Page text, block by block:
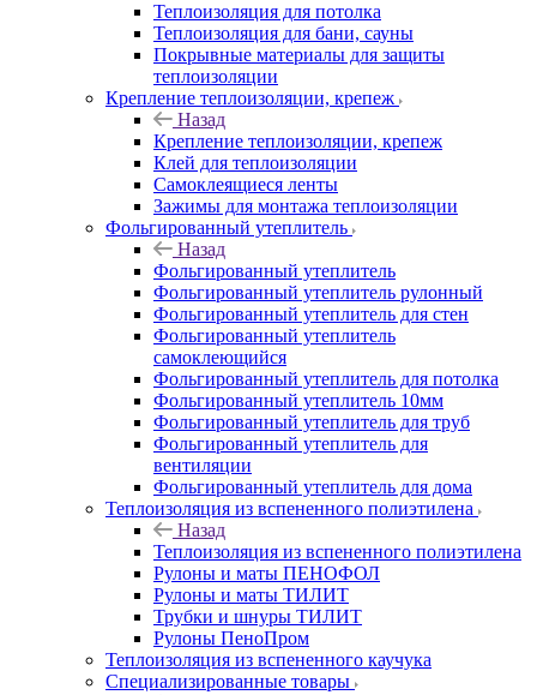
Теплоизоляция для потолка
Теплоизоляция для бани, сауны
Покрывные материалы для защиты
теплоизоляции
Крепление теплоизоляции, крепеж
Назад
Крепление теплоизоляции, крепеж
Клей для теплоизоляции
Самоклеящиеся ленты
Зажимы для монтажа теплоизоляции
Фольгированный утеплитель
Назад
Фольгированный утеплитель
Фольгированный утеплитель рулонный
Фольгированный утеплитель для стен
Фольгированный утеплитель
самоклеющийся
Фольгированный утеплитель для потолка
Фольгированный утеплитель 10мм
Фольгированный утеплитель для труб
Фольгированный утеплитель для
вентиляции
Фольгированный утеплитель для дома
Теплоизоляция из вспененного полиэтилена
Назад
Теплоизоляция из вспененного полиэтилена
Рулоны и маты ПЕНОФОЛ
Рулоны и маты ТИЛИТ
Трубки и шнуры ТИЛИТ
Рулоны ПеноПром
Теплоизоляция из вспененного каучука
Специализированные товары